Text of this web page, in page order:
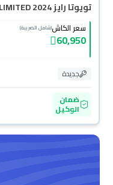
تويوتا رايز LIMITED 2024
سعر الكاش(شامل الضريبة)
60,950
جديدة
ضمان
الوكيل